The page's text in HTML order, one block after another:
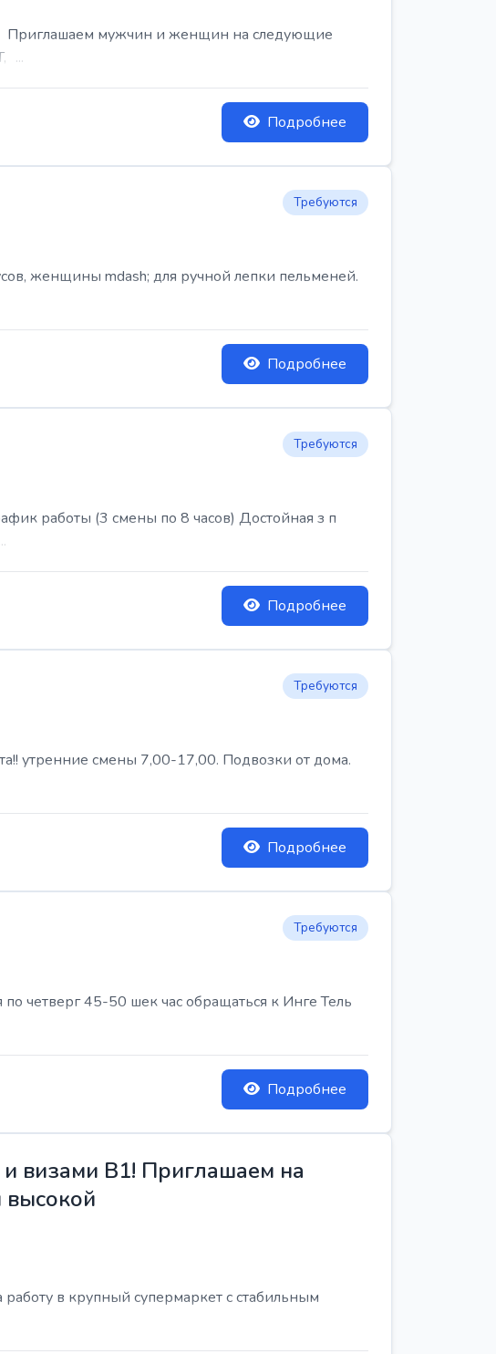
Приглашаем мужчин и женщин на следующие
...
Подробнее
Требуются
женщины mdash; для ручной лепки пельменей.
Подробнее
Требуются
работы (3 смены по 8 часов) Достойная з п
Подробнее
Требуются
утренние смены 7,00-17,00. Подвозки от дома.
Подробнее
Требуются
четверг 45-50 шек час обращаться к Инге Тель
Подробнее
визами B1! Приглашаем на
высокой
в крупный супермаркет с стабильным